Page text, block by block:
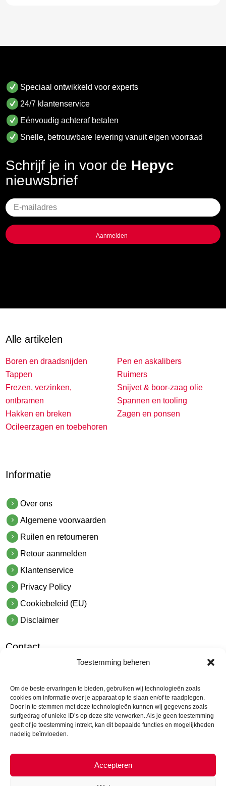
Toestemming beheren
Om de beste ervaringen te bieden, gebruiken wij technologieën zoals
cookies om informatie over je apparaat op te slaan en/of te raadplegen.
Door in te stemmen met deze technologieën kunnen wij gegevens zoals
surfgedrag of unieke ID’s op deze site verwerken. Als je geen toestemming
geeft of je toestemming intrekt, kan dit bepaalde functies en mogelijkheden
nadelig beïnvloeden.
Accepteren
Speciaal ontwikkeld voor experts
24/7 klantenservice
Eénvoudig achteraf betalen
Snelle, betrouwbare levering vanuit eigen voorraad
Schrijf je in voor de Hepyc
nieuwsbrief
Geen
titel
Alle artikelen
Boren en draadsnijden
Tappen
Frezen, verzinken,
ontbramen
Hakken en breken
Ocileerzagen en toebehoren
Pen en askalibers
Ruimers
Snijvet & boor-zaag olie
Spannen en tooling
Zagen en ponsen
Informatie
Over ons
Algemene voorwaarden
Ruilen en retourneren
Retour aanmelden
Klantenservice
Privacy Policy
Cookiebeleid (EU)
Disclaimer
Contact
t.0228 53 00 40
e.info@hetindustriehuis.com
KVK 51483904
BTW NL850044522B01